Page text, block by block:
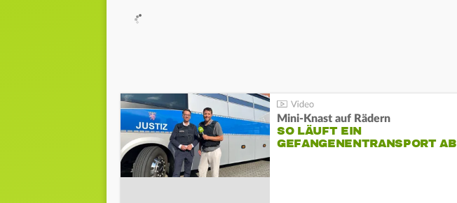
Mini-Knast auf Rädern
SO LÄUFT EIN
GEFANGENENTRANSPORT AB